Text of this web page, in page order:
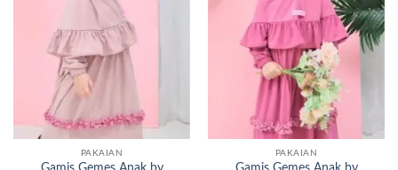
PAKAIAN
Add to
wishlist
PAKAIAN